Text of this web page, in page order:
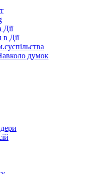
Дії
думок